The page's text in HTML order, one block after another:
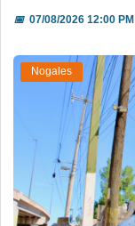
📅07/08/2026 12:00 PM
Nogales